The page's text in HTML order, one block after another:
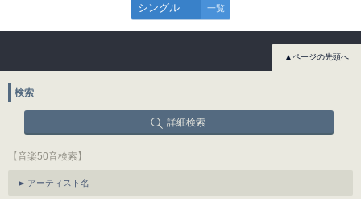
シングル 一覧
▲ページの先頭へ
検索
詳細検索
【音楽50音検索】
アーティスト名